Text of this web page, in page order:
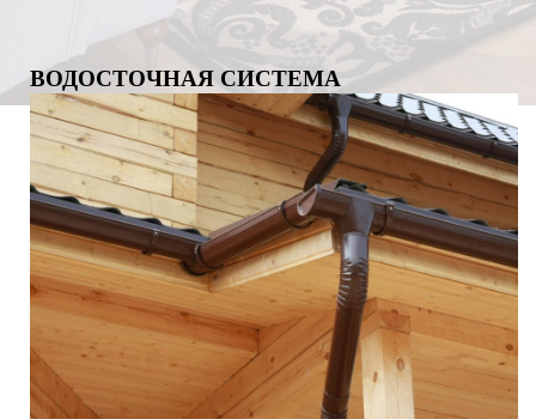
ВОДОСТОЧНАЯ СИСТЕМА